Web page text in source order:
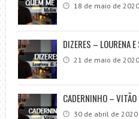
18 de maio de 2020
DIZERES – LOURENA
21 de maio de 2020
CADERNINHO –
30 de abril de 2020